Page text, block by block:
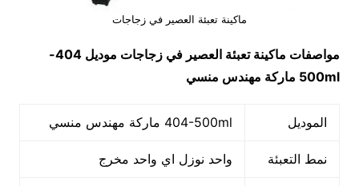
ماكينة تعبئة العصير في زجاجات
مواصفات ماكينة تعبئة العصير في زجاجات موديل
404-
500ml ماركة مهندس منسي
الموديل 404-500ml ماركة مهندس منسي
نمط التعبئة واحد نوزل اي واحد مخرج